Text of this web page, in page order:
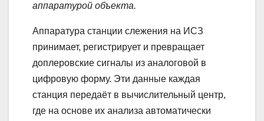
аппаратурой объекта.
Аппаратура станции слежения на ИСЗ
принимает, регистрирует и превращает
доплеровские сигналы из аналоговой в
цифровую форму. Эти данные каждая
станция передаёт в вычислительный центр,
где на основе их анализа автоматически